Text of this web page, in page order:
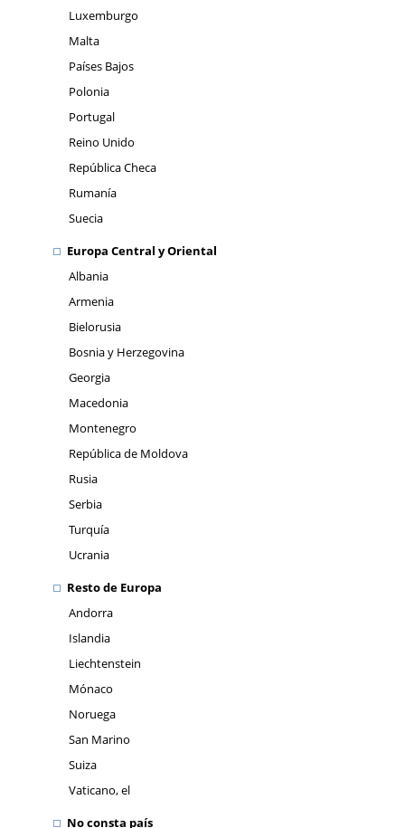
Luxemburgo
Malta
Países Bajos
Polonia
Portugal
Reino Unido
República Checa
Rumanía
Suecia
Europa Central y Oriental
Albania
Armenia
Bielorusia
Bosnia y Herzegovina
Georgia
Macedonia
Montenegro
República de Moldova
Rusia
Serbia
Turquía
Ucrania
Resto de Europa
Andorra
Islandia
Liechtenstein
Mónaco
Noruega
San Marino
Suiza
Vaticano, el
No consta país